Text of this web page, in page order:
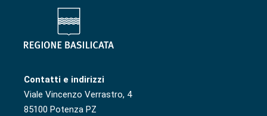
Contatti e indirizzi
Viale Vincenzo Verrastro, 4
85100 Potenza PZ